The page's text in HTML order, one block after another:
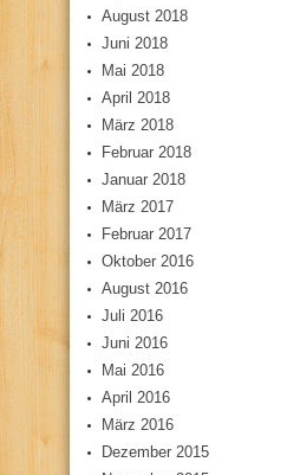
August 2018
Juni 2018
Mai 2018
April 2018
März 2018
Februar 2018
Januar 2018
März 2017
Februar 2017
Oktober 2016
August 2016
Juli 2016
Juni 2016
Mai 2016
April 2016
März 2016
Dezember 2015